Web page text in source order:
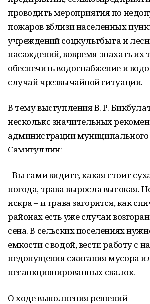
проводить мероприятия по
пожаров вблизи населенных
учреждений соцкультбыта и
насаждений, вовремя опахать их
обеспечить водоснабжение и
случай чрезвычайной ситуации.
В тему выступления В. Р.
несколько значительных
администрации
Самигуллин:
- Вы сами видите, какая стоит
погода, трава выросла высокая.
искра – и трава загорится, как
районах есть уже случаи
сена. В сельских поселениях
емкости с водой, вести работу с
недопущения сжигания мусора
несанкционированных свалок.
О ходе выполнения решений